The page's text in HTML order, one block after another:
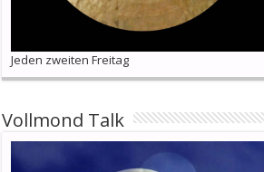
Jeden zweiten Freitag
Vollmond Talk